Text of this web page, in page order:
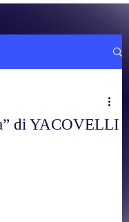
di YACOVELLI